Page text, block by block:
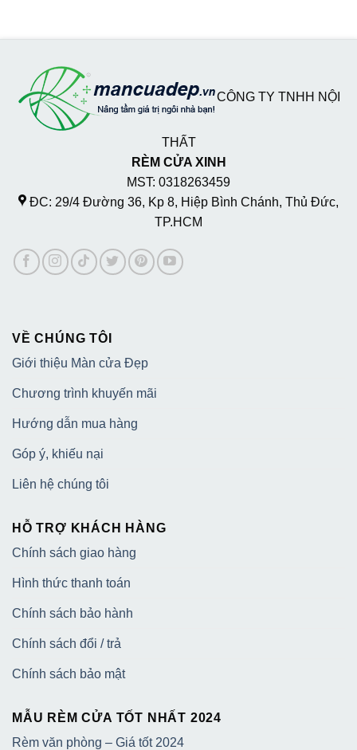
CÔNG TY TNHH NỘI
THẤT
RÈM CỬA XINH
MST: 0318263459
ĐC: 29/4 Đường 36, Kp 8, Hiệp Bình Chánh, Thủ Đức,
TP.HCM
VỀ CHÚNG TÔI
Giới thiệu Màn cửa Đẹp
Chương trình khuyến mãi
Hướng dẫn mua hàng
Góp ý, khiếu nại
Liên hệ chúng tôi
HỖ TRỢ KHÁCH HÀNG
Chính sách giao hàng
Hình thức thanh toán
Chính sách bảo hành
Chính sách đổi / trả
Chính sách bảo mật
MẪU RÈM CỬA TỐT NHẤT 2024
Rèm văn phòng – Giá tốt 2024